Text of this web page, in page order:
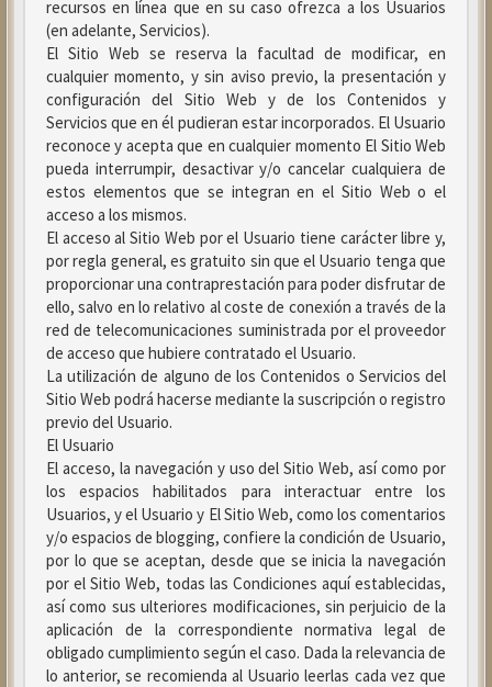
recursos en línea que en su caso ofrezca a los Usuarios
(en adelante, Servicios).
El Sitio Web se reserva la facultad de modificar, en
cualquier momento, y sin aviso previo, la presentación y
configuración del Sitio Web y de los Contenidos y
Servicios que en él pudieran estar incorporados. El Usuario
reconoce y acepta que en cualquier momento El Sitio Web
pueda interrumpir, desactivar y/o cancelar cualquiera de
estos elementos que se integran en el Sitio Web o el
acceso a los mismos.
El acceso al Sitio Web por el Usuario tiene carácter libre y,
por regla general, es gratuito sin que el Usuario tenga que
proporcionar una contraprestación para poder disfrutar de
ello, salvo en lo relativo al coste de conexión a través de la
red de telecomunicaciones suministrada por el proveedor
de acceso que hubiere contratado el Usuario.
La utilización de alguno de los Contenidos o Servicios del
Sitio Web podrá hacerse mediante la suscripción o registro
previo del Usuario.
El Usuario
El acceso, la navegación y uso del Sitio Web, así como por
los espacios habilitados para interactuar entre los
Usuarios, y el Usuario y El Sitio Web, como los comentarios
y/o espacios de blogging, confiere la condición de Usuario,
por lo que se aceptan, desde que se inicia la navegación
por el Sitio Web, todas las Condiciones aquí establecidas,
así como sus ulteriores modificaciones, sin perjuicio de la
aplicación de la correspondiente normativa legal de
obligado cumplimiento según el caso. Dada la relevancia de
lo anterior, se recomienda al Usuario leerlas cada vez que